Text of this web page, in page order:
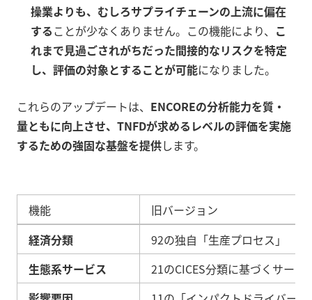
操業よりも、むしろサプライチェーンの上流に偏在
することが少なくありません。この機能により、 こ
れまで見過ごされがちだった間接的なリスクを特定
し、評価の対象とすることが可能になりました。
これらのアップデートは、 ENCOREの分析能力を質・
量ともに向上させ、TNFDが求めるレベルの評価を実施
するための強固な基盤を提供します。
機能
旧バージョン
経済分類
92の独自「生産プロセス」
生態系サービス
21のCICES分類に基づくサービ